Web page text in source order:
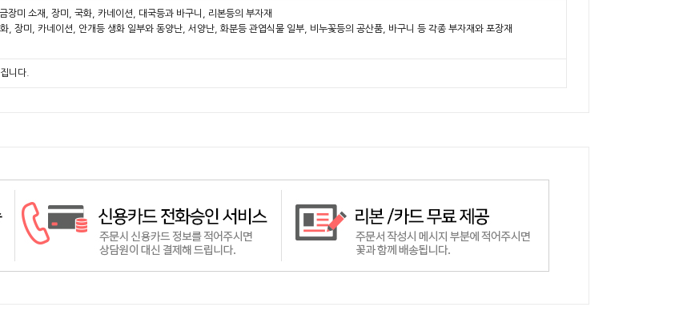
장미 소재, 장미, 국화, 카네이션, 대국등과 바구니, 리본등의 부자재
, 장미, 카네이션, 안개등 생화 일부와 동양난, 서양난, 화분등 관엽식물 일부, 비누꽃등의 공산품, 바구니 등 각종 부자재와 포장재
니다.